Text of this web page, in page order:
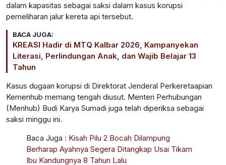
dalam kapasitas sebagai saksi dalam kasus korupsi
pemeliharan jalur kereta api tersebut.
BACA JUGA:
KREASI Hadir di MTQ Kalbar 2026, Kampanyekan
Literasi, Perlindungan Anak, dan Wajib Belajar 13
Tahun
Kasus dugaan korupsi di Direktorat Jenderal Perkeretaapian
Kemenhub memang tengah diusut. Menteri Perhubungan
(Menhub) Budi Karya Sumadi juga telah diperiksa sebagai
saksi minggu ini.
Baca Juga : Kisah Pilu 2 Bocah Dilampung
Berharap Ayahnya Segera Ditangkap Usai Tikam
Ibu Kandungnya 8 Tahun Lalu